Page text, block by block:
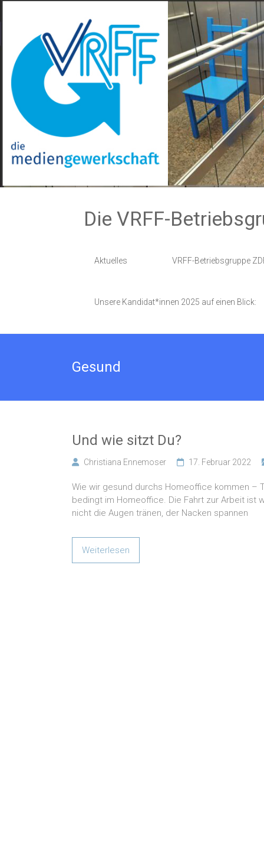
Die VRFF-
Aktuelles VRFF-Betriebsgruppe
Unsere Kandidat*innen 2025 auf einen Blick:
Gesund
Und wie sitzt Du?
Christiana Ennemoser 17. Februar 2022
Wie wir gesund durchs Homeoffice kommen –
bedingt im Homeoffice. Die Fahrt zur Arbeit ist
nicht die Augen tränen, der Nacken spannen
Weiterlesen